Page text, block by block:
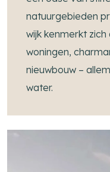
natuurgebieden
wijk kenmerkt
woningen,
nieuwbouw –
water.